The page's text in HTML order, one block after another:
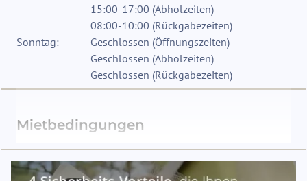
15:00-17:00 (Abholzeiten)
08:00-10:00 (Rückgabezeiten)
Sonntag:
Geschlossen (Öffnungszeiten)
Geschlossen (Abholzeiten)
Geschlossen (Rückgabezeiten)
Mietbedingungen